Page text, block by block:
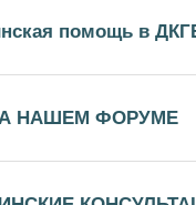
помощь в
НАШЕМ ФОРУМЕ